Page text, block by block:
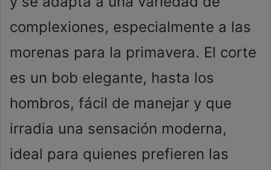
complexiones, especialmente a las
morenas para la primavera. El corte
es un bob elegante, hasta los
hombros, fácil de manejar y que
irradia una sensación moderna,
ideal para quienes prefieren las